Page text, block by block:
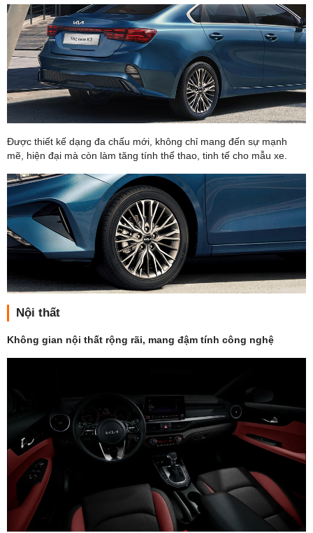
Được thiết kế dạng đa chấu mới, không chỉ mang đến sự mạnh
mẽ, hiện đại mà còn làm tăng tính thể thao, tinh tế cho mẫu xe.
Nội thất
Không gian nội thất rộng rãi, mang đậm tính công nghệ